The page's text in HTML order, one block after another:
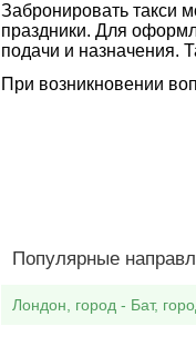
Забронировать такси
праздники. Для
подачи и назначения.
При возникновении
Популярные
Лондон, город - Бат,